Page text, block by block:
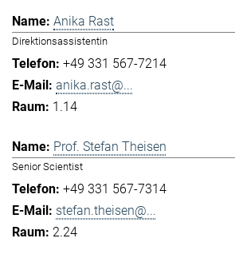
Anika Rast
Direktionsassistentin
+49 331 567-7214
anika.rast@...
1.14
Prof. Stefan Theisen
Senior Scientist
+49 331 567-7314
stefan.theisen@...
2.24